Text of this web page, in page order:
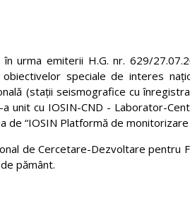
în urma emiterii H.G. nr. 629/
speciale de interes
(stații seismografice cu
unit cu IOSIN-CND - Laborator-
de “IOSIN Platformă de
de Cercetare-Dezvoltare pentru
pământ.